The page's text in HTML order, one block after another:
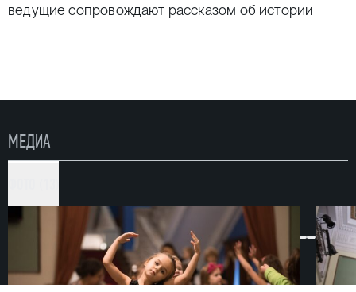
ведущие сопровождают рассказом об истории
На вокальных концертах дети узнают о том, какие
Пермской оперы.
одной встречи — 1 час, так что юная публика
не успевает заскучать. Для удобства
и безопасности детей паркет в фойе театра
на время застилается большим ковром.
МЕДИА